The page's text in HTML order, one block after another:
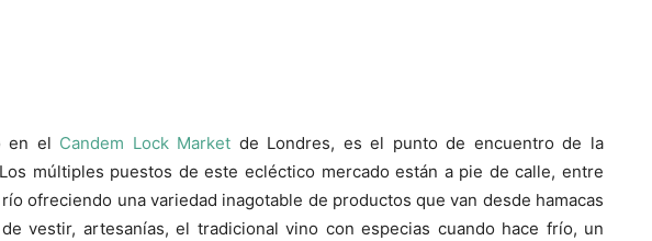
en el Candem Lock Market de Londres, es el punto de encuentro de la
múltiples puestos de este ecléctico mercado están a pie de calle, entre
ofreciendo una variedad inagotable de productos que van desde hamacas
vestir, artesanías, el tradicional vino con especias cuando hace frío, un